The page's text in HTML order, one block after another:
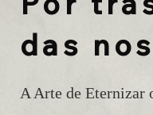
das
A Arte de Eternizar